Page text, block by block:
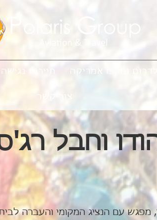
ומרכז אמריקה תיירות נגישה
צור קשר
וחבל רג'סטאן
עם הנציג המקומי והעברה